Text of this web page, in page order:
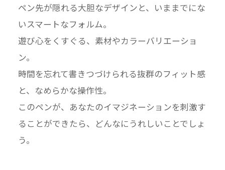
ペン先が隠れる大胆なデザインと、いままでにな
いスマートなフォルム。
遊び心をくすぐる、素材やカラーバリエーショ
ン。
時間を忘れて書きつづけられる抜群のフィット感
と、なめらかな操作性。
このペンが、あなたのイマジネーションを刺激す
ることができたら、どんなにうれしいことでしょ
う。